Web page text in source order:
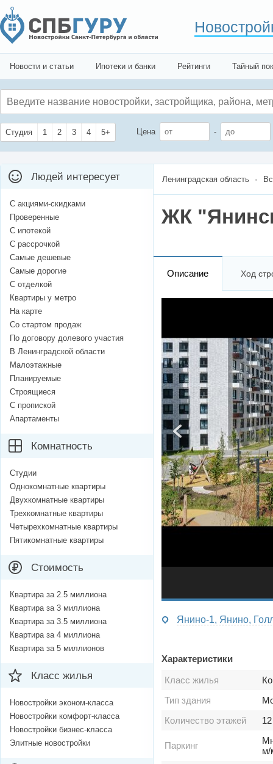
Новости и статьи Ипотеки и банки Рейтинги Тайный
Студия 1 2 3 4 5+ Цена -
Ленинградская область
ЖК
Описание Ход
Янино-1, Янино,
Характеристики
Класс жилья
Тип здания
Количество этажей
12
Паркинг
м/
Людей интересует
С акциями-скидками
Проверенные
С ипотекой
С рассрочкой
Самые дешевые
Самые дорогие
С отделкой
Квартиры у метро
На карте
Со стартом продаж
По договору долевого участия
В Ленинградской области
Малоэтажные
Планируемые
Строящиеся
С пропиской
Апартаменты
Комнатность
Студии
Однокомнатные квартиры
Двухкомнатные квартиры
Трехкомнатные квартиры
Четырехкомнатные квартиры
Пятикомнатные квартиры
Стоимость
Квартира за 2.5 миллиона
Квартира за 3 миллиона
Квартира за 3.5 миллиона
Квартира за 4 миллиона
Квартира за 5 миллионов
Класс жилья
Новостройки эконом-класса
Новостройки комфорт-класса
Новостройки бизнес-класса
Элитные новостройки